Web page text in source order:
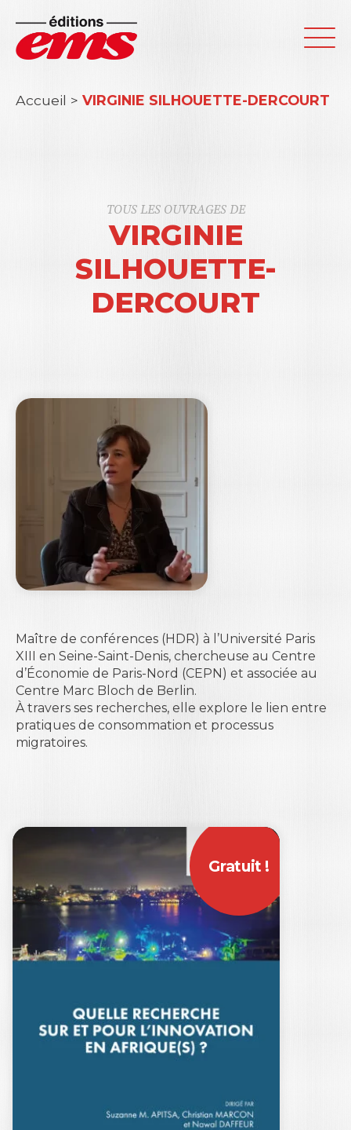
Accueil > VIRGINIE SILHOUETTE-DERCOURT
TOUS LES OUVRAGES DE
VIRGINIE
SILHOUETTE-
DERCOURT
Maître de conférences (HDR) à l’Université Paris
XIII en Seine-Saint-Denis, chercheuse au Centre
d’Économie de Paris-Nord (CEPN) et associée au
Centre Marc Bloch de Berlin.
À travers ses recherches, elle explore le lien entre
pratiques de consommation et processus
migratoires.
Gratuit !